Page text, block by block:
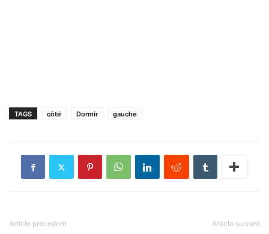
TAGS côté Dormir gauche
Article précédent Article suivant